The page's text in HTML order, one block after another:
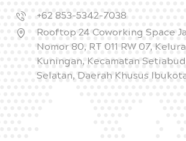
+62 853-5342-7038
Rooftop 24 Coworking Space
Nomor 80, RT 011 RW 07,
Kuningan, Kecamatan
Selatan, Daerah Khusus